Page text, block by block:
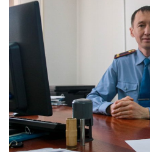
СПЕЦПРОЕКТЫ
Чек-лист
РАЗВЛЕЧЕНИЯ